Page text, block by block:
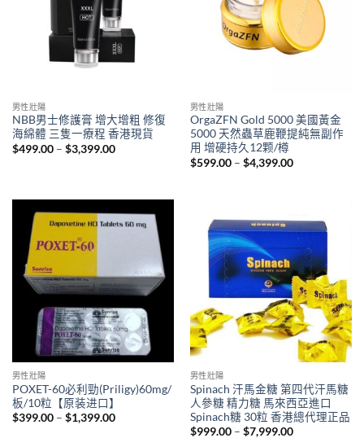
男性壯陽
NBB男士修護膏 增大增粗 修復
海綿體 三隻一療程 香港現貨
$499.00 – $3,399.00Price
男性壯陽
OrgaZFN Gold 5000 美國黃金
5000 天然蟲草鹿鞭提純無副作
用 增硬持久12颗/樽
$599.00 – $4,399.00Price
男性壯陽
POXET-60必利勁(Priligy)60mg/
板/10粒【原装进口】
$399.00 – $1,399.00Price
男性壯陽
Spinach 汗馬金糖 第四代汗馬糖
人參糖 精力糖 馬來西亞進口
Spinach糖 30粒 香港總代理正品
$999.00 – $7,999.00Price